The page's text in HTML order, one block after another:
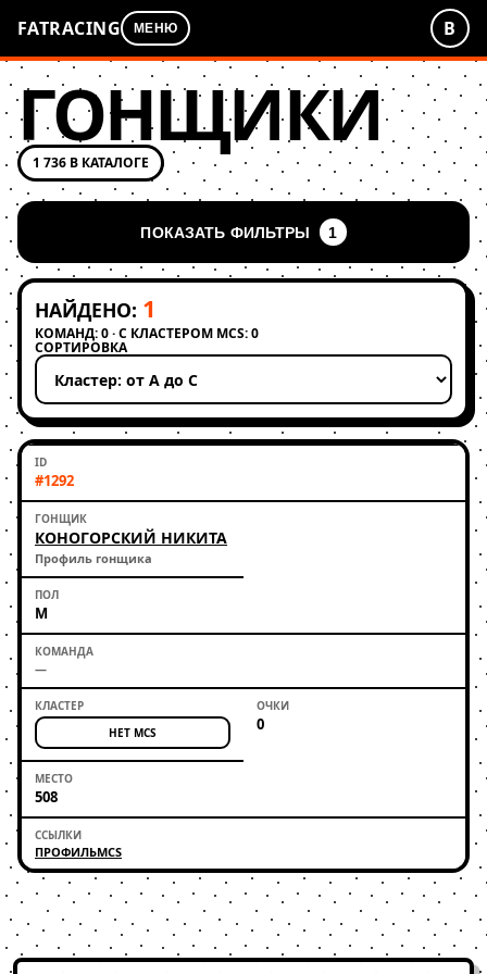
FATRACING МЕНЮ В
ГОНЩИКИ
1 736 В КАТАЛОГЕ
ПОКАЗАТЬ ФИЛЬТРЫ 1
НАЙДЕНО: 1
КОМАНД: 0 · С КЛАСТЕРОМ MCS: 0
СОРТИРОВКА
Применить сортировку
#1292
КОНОГОРСКИЙ НИКИТА
Профиль гонщика
М
—
НЕТ MCS 0
508
ПРОФИЛЬMCS